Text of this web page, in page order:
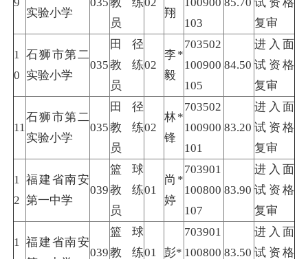
实验小学
员
翔
103
复审
1
0
石狮市第二
实验小学
035
田径
教练
员
02
李*
毅
703502
100900
105
84.50
进入面
试资格
复审
11
石狮市第二
实验小学
035
田径
教练
员
02
林*
锋
703502
100900
101
83.20
进入面
试资格
复审
1
2
福建省南安
第一中学
039
篮球
教练
员
01
尚*
婷
703901
100800
107
83.90
进入面
试资格
复审
1 福建省南安
039
篮球
教练01 彭*
703901
100800 83.50
进入面
试资格